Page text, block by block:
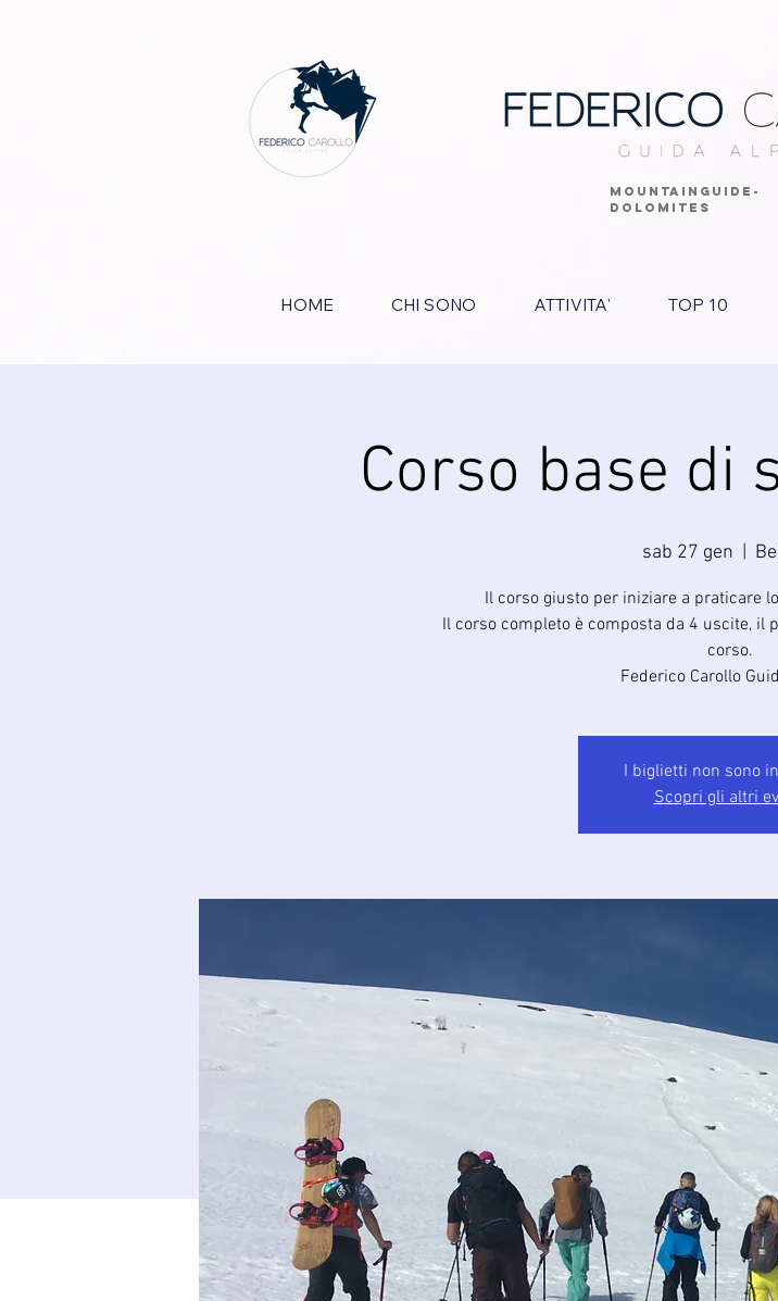
MOUNTAINGUIDE-
DOLOMITES
HOME CHI SONO ATTIVITA' TOP 10
Corso base di
sab 27 gen
Il corso giusto per iniziare a praticare
Il corso completo è composta da 4 uscite, il
corso.
Federico Carollo
I biglietti non sono
Scopri gli altri